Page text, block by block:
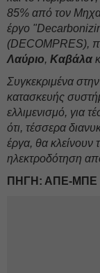
85% από τον
έργο
(DECOMPRES),
Λαύριο, Καβάλα
Συγκεκριμένα
κατασκευής
ελλιμενισμό, για
ότι, τέσσερα
έργα, θα κλείνουν
ηλεκτροδότηση
ΠΗΓΗ: ΑΠΕ-ΜΠΕ